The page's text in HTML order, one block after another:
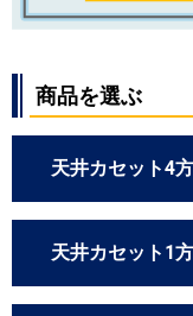
商品を選ぶ
天井カセット4
天井カセット1